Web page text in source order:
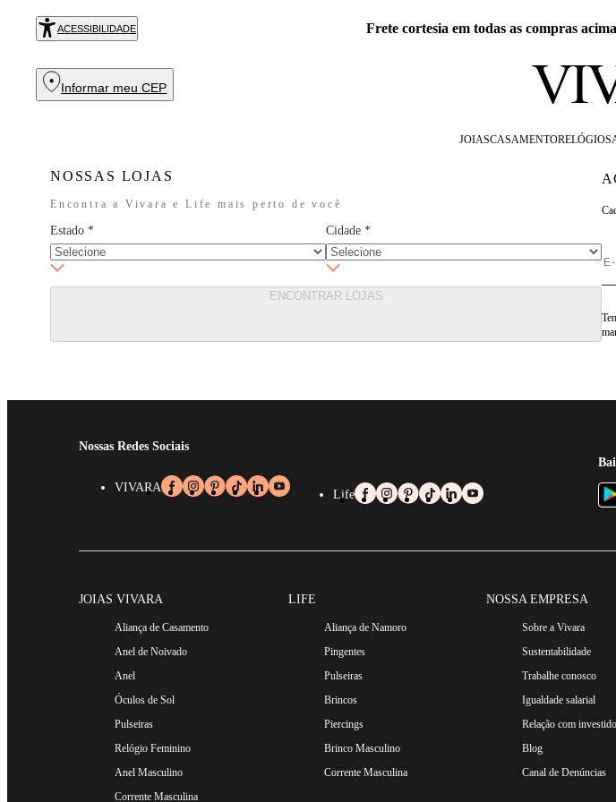
ACESSIBILIDADE Frete cortesia em todas as compras
Informar meu CEP
JOIASCASAMENTORELÓGIOS
NOSSAS LOJAS
Encontra a Vivara e Life mais perto de você
Estado * Cidade *
ENCONTRAR LOJAS
Nossas Redes Sociais
VIVARA
Life
JOIAS VIVARA
Aliança de Casamento
Anel de Noivado
Anel
Óculos de Sol
Pulseiras
Relógio Feminino
Anel Masculino
Corrente Masculina
LIFE
Aliança de Namoro
Pingentes
Pulseiras
Brincos
Piercings
Brinco Masculino
Corrente Masculina
NOSSA EMPRESA
Sobre a Vivara
Sustentabilidade
Trabalhe conosco
Igualdade salarial
Relação com
Blog
Canal de Denúncias